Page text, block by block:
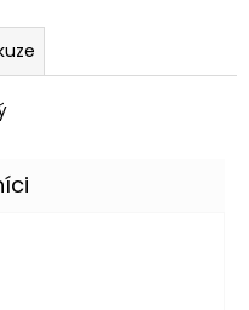
je 5 z 5 hvězdiček.